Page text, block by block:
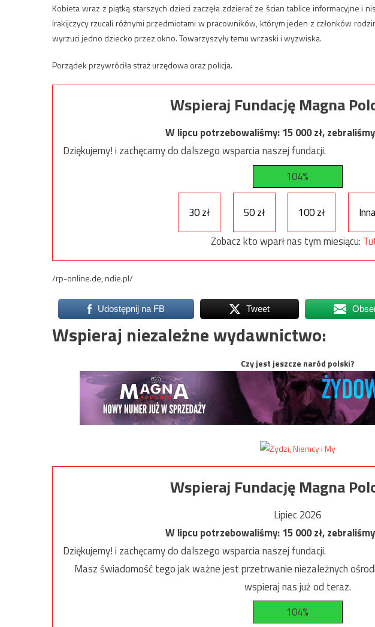
Kobieta wraz z piątką starszych dzieci zaczęła zdzierać ze ścian tablice informacyjne i
Irakijczycy rzucali różnymi przedmiotami w pracowników, którym jeden z członków
wyrzuci jedno dziecko przez okno. Towarzyszyły temu wrzaski i wyzwiska.
Porządek przywróciła straż urzędowa oraz policja.
Wspieraj Fundację Magna
W lipcu potrzebowaliśmy:15 000zł,
Dziękujemy! i zachęcamy do dalszego wsparcia naszej fundacji.
104%
30 zł 50 zł 100 zł
Zobacz kto wparł nas tym miesiącu:
/rp-online.de, ndie.pl/
Udostępnij na FB Tweet
Wspieraj niezależne wydawnictwo:
Czy jest jeszcze naród polski?
Wspieraj Fundację Magna
Lipiec 2026
W lipcu potrzebowaliśmy:15 000zł,
Dziękujemy! i zachęcamy do dalszego wsparcia naszej fundacji.
Masz świadomość tego jak ważne jest przetrwanie niezależnych
wspieraj nas już od teraz.
104%